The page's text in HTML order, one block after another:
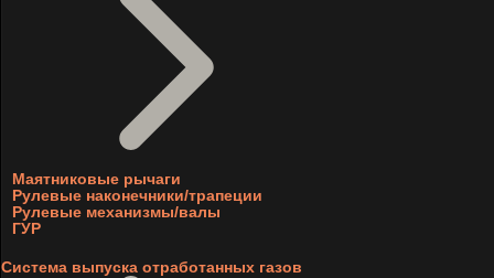
Маятниковые рычаги
Рулевые наконечники/трапеции
Рулевые механизмы/валы
ГУР
Система выпуска отработанных газов